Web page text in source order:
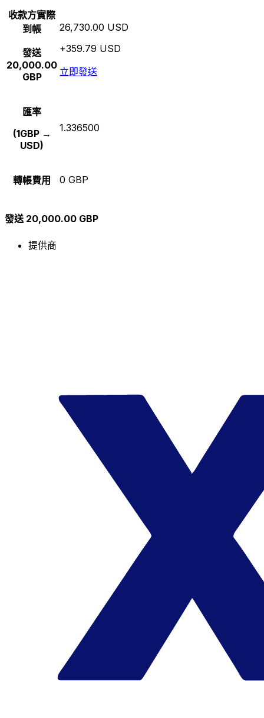
收款方實際
到帳
發送
20,000.00
GBP
26,730.00 USD
+359.79 USD
立即發送
匯率
(1GBP →
USD)
1.336500
轉帳費用 0 GBP
發送 20,000.00 GBP
提供商